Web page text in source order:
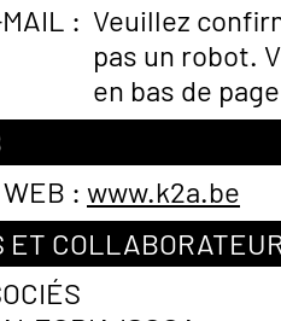
: Veuillez
pas un robot.
en bas de
: www.k2a.be
ET